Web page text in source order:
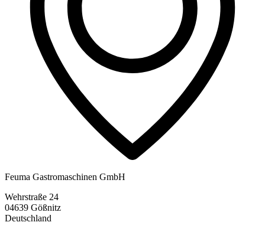
Feuma Gastromaschinen GmbH
Wehrstraße 24
04639 Gößnitz
Deutschland